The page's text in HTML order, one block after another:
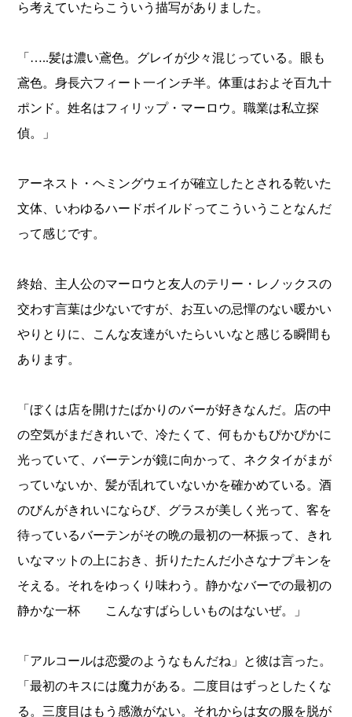
ら考えていたらこういう描写がありました。
「…..髪は濃い鳶色。グレイが少々混じっている。眼も
鳶色。身長六フィート一インチ半。体重はおよそ百九十
ポンド。姓名はフィリップ・マーロウ。職業は私立探
偵。」
アーネスト・ヘミングウェイが確立したとされる乾いた
文体、いわゆるハードボイルドってこういうことなんだ
って感じです。
終始、主人公のマーロウと友人のテリー・レノックスの
交わす言葉は少ないですが、お互いの忌憚のない暖かい
やりとりに、こんな友達がいたらいいなと感じる瞬間も
あります。
「ぼくは店を開けたばかりのバーが好きなんだ。店の中
の空気がまだきれいで、冷たくて、何もかもぴかぴかに
光っていて、バーテンが鏡に向かって、ネクタイがまが
っていないか、髪が乱れていないかを確かめている。酒
のびんがきれいにならび、グラスが美しく光って、客を
待っているバーテンがその晩の最初の一杯振って、きれ
いなマットの上におき、折りたたんだ小さなナプキンを
そえる。それをゆっくり味わう。静かなバーでの最初の
静かな一杯 こんなすばらしいものはないぜ。」
「アルコールは恋愛のようなもんだね」と彼は言った。
「最初のキスには魔力がある。二度目はずっとしたくな
る。三度目はもう感激がない。それからは女の服を脱が